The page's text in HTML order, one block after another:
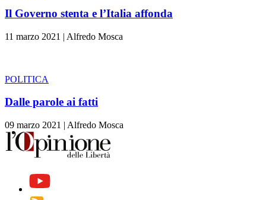
Il Governo stenta e l’Italia affonda
11 marzo 2021 | Alfredo Mosca
POLITICA
Dalle parole ai fatti
09 marzo 2021 | Alfredo Mosca